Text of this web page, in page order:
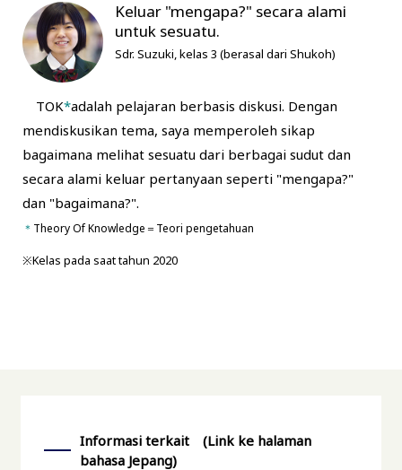
Keluar "mengapa?" secara alami
untuk sesuatu.
Sdr. Suzuki, kelas 3 (berasal dari Shukoh)
TOK*adalah pelajaran berbasis diskusi. Dengan
mendiskusikan tema, saya memperoleh sikap
bagaimana melihat sesuatu dari berbagai sudut dan
secara alami keluar pertanyaan seperti "mengapa?"
dan "bagaimana?".
＊ Theory Of Knowledge＝Teori pengetahuan
※Kelas pada saat tahun 2020
Informasi terkait (Link ke halaman
bahasa Jepang)